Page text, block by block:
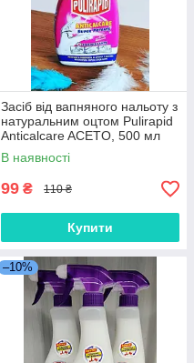
Засіб від вапняного нальоту з
натуральним оцтом Pulirapid
Anticalcare ACETO, 500 мл
В наявності
99 ₴ 110 ₴
Купити
–10%